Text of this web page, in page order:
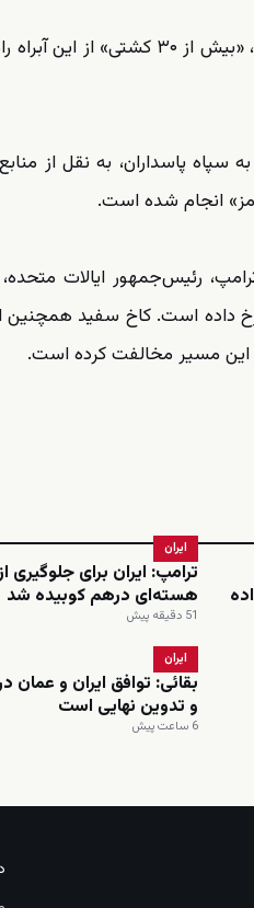
بر اساس گزارش خبرگزاری
سپاه پاسداران، به نقل از
انجام شده است.
رئیس‌جمهور ایالات
رخ داده است. کاخ سفید
این مسیر مخالفت کرده است.
ایران
ترامپ: ایران برای جلوگیری
هسته‌ای درهم کوبیده شد
51 دقیقه پیش
ایران
بقائی: توافق ایران و عمان
و تدوین نهایی است
6 ساعت پیش